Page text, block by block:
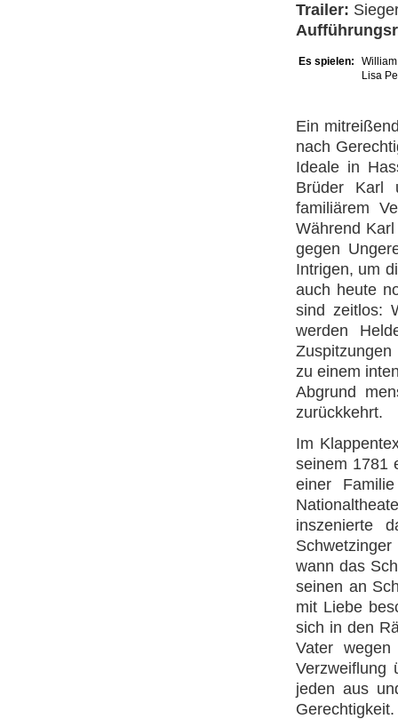
Trailer:
Es spielen:
Lisa
Ein
nach
Ideale in
Brüder Karl
familiärem
Während
gegen
Intrigen, um
auch heute
sind zeitlos:
werden
zu einem
Abgrund
zurückkehrt.
Im
seinem 1781
einer
inszenierte
wann das
seinen an
mit Liebe
sich in den
Vater
Verzweiflung
jeden aus